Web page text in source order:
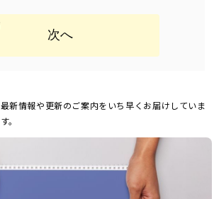
次へ
最新情報や更新のご案内をいち早くお届けしていま
す。